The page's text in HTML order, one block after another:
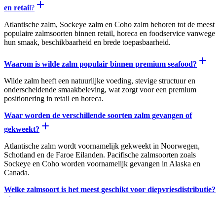
en retail?
Atlantische zalm, Sockeye zalm en Coho zalm behoren tot de meest
populaire zalmsoorten binnen retail, horeca en foodservice vanwege
hun smaak, beschikbaarheid en brede toepasbaarheid.
Waarom is wilde zalm populair binnen premium seafood?
Wilde zalm heeft een natuurlijke voeding, stevige structuur en
onderscheidende smaakbeleving, wat zorgt voor een premium
positionering in retail en horeca.
Waar worden de verschillende soorten zalm gevangen of
gekweekt?
Atlantische zalm wordt voornamelijk gekweekt in Noorwegen,
Schotland en de Faroe Eilanden. Pacifische zalmsoorten zoals
Sockeye en Coho worden voornamelijk gevangen in Alaska en
Canada.
Welke zalmsoort is het meest geschikt voor diepvriesdistributie?